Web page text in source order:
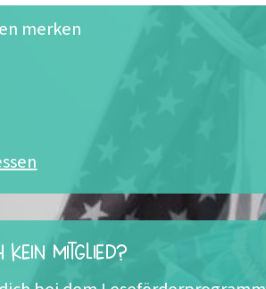
merken
kein Mitglied?